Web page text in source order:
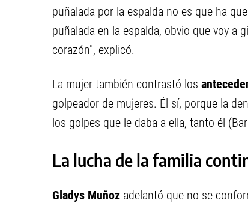
puñalada por la espalda no es que ha
puñalada en la espalda, obvio que voy a
corazón", explicó.
La mujer también contrastó los
golpeador de mujeres. Él sí, porque la
los golpes que le daba a ella, tanto él
La lucha de la familia
Gladys Muñoz adelantó que no se